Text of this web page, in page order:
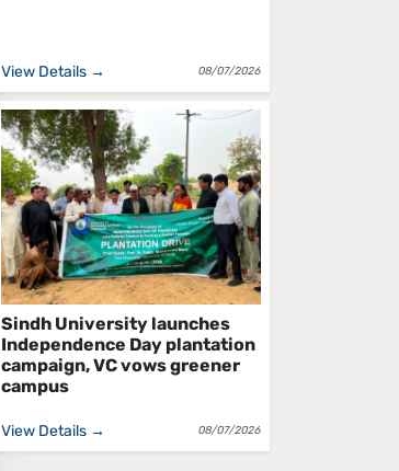
View Details → 08/07/2026
Sindh University launches
Independence Day plantation
campaign, VC vows greener
campus
View Details → 08/07/2026